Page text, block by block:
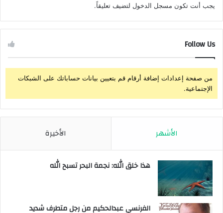
يجب أنت تكون مسجل الدخول لتضيف تعليقاً.
Follow Us
من صفحة إعدادات إضافة أرقام قم بتعيين بيانات حساباتك على الشبكات
الإجتماعية.
الأشهر الأخيرة
هذا خلق الله: نجمة البحر تسبح الله
الفرنسي عبدالحكيم من رجل متطرف شديد